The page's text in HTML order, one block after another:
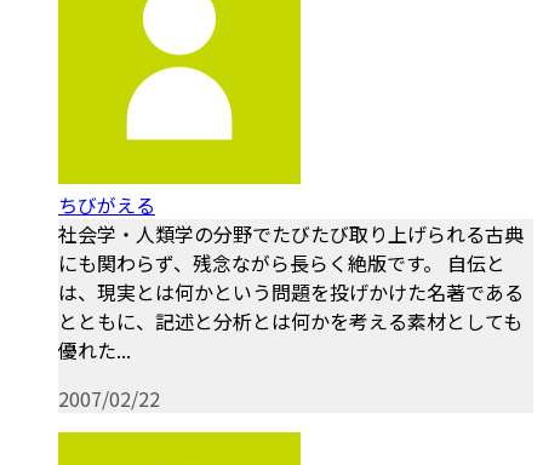
ちびがえる
社会学・人類学の分野でたびたび取り上げられる古典
にも関わらず、残念ながら長らく絶版です。 自伝と
は、現実とは何かという問題を投げかけた名著である
とともに、記述と分析とは何かを考える素材としても
優れた...
2007/02/22